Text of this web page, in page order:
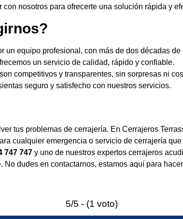
con nosotros para ofrecerte una solución rápida y
un equipo profesional, con más de dos décadas de
un servicio de calidad, rápido y confiable.
competitivos y transparentes, sin sorpresas ni
seguro y satisfecho con nuestros servicios.
tus problemas de cerrajería. En Cerrajeros
cualquier emergencia o servicio de cerrajería que
747 747 y uno de nuestros expertos cerrajeros
No dudes en contactarnos, estamos aquí para
5/5 - (1 voto)